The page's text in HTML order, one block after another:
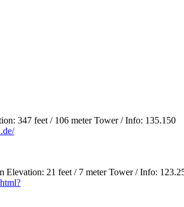
347 feet / 106 meter Tower / Info: 135.150
21 feet / 7 meter Tower / Info: